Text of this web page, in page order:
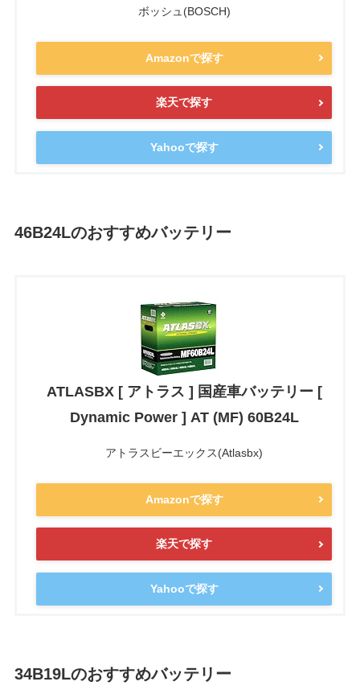
ボッシュ(BOSCH)
Amazonで探す
楽天で探す
Yahooで探す
46B24Lのおすすめバッテリー
ATLASBX [ アトラス ] 国産車バッテリー [
Dynamic Power ] AT (MF) 60B24L
アトラスビーエックス(Atlasbx)
Amazonで探す
楽天で探す
Yahooで探す
34B19Lのおすすめバッテリー